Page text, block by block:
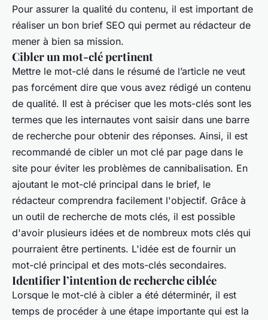
Pour assurer la qualité du contenu, il est important de
réaliser un bon brief SEO qui permet au rédacteur de
mener à bien sa mission.
Cibler un mot-clé pertinent
Mettre le mot-clé dans le résumé de l’article ne veut
pas forcément dire que vous avez rédigé un contenu
de qualité. Il est à préciser que les mots-clés sont les
termes que les internautes vont saisir dans une barre
de recherche pour obtenir des réponses. Ainsi, il est
recommandé de cibler un mot clé par page dans le
site pour éviter les problèmes de cannibalisation. En
ajoutant le mot-clé principal dans le brief, le
rédacteur comprendra facilement l'objectif. Grâce à
un outil de recherche de mots clés, il est possible
d'avoir plusieurs idées et de nombreux mots clés qui
pourraient être pertinents. L'idée est de fournir un
mot-clé principal et des mots-clés secondaires.
Identifier l’intention de recherche ciblée
Lorsque le mot-clé à cibler a été déterminér, il est
temps de procéder à une étape importante qui est la